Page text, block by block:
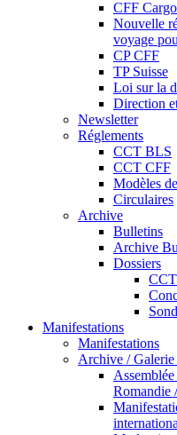
CFF Cargo
Nouvelle
voyage
CP CFF
TP Suisse
Loi sur la
Direction
Newsletter
Réglements
CCT BLS
CCT CFF
Modèles
Circulaires
Archive
Bulletins
Archive
Dossiers
Manifestations
Manifestations
Archive / Galerie
Romandie